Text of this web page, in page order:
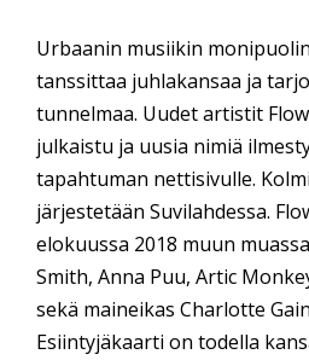
Urbaanin musiikin
tanssittaa juhlakansaa ja
tunnelmaa. Uudet artistit
julkaistu ja uusia nimiä
tapahtuman nettisivulle.
järjestetään Suvilahdessa.
elokuussa 2018 muun
Smith, Anna Puu, Artic
sekä maineikas Charlotte
Esiintyjäkaarti on todella